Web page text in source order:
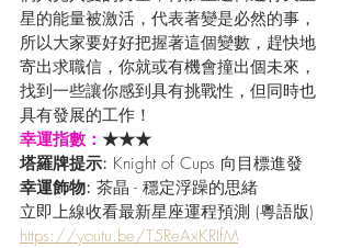
星的能量被激活，代表著變是必然的事，
所以大家要好好把握著這個變數，趕快地
寄出求職信，你就或有機會撞出個未來，
找到一些讓你感到具有挑戰性，但同時也
具有發展的工作！
幸運指數： ★★★
塔羅牌提示: Knight of Cups 向目標進發
幸運飾物: 茶晶 - 穩定浮躁的思緒
立即上線收看最新星座運程預測 (粵語版)
https://youtu.be/T5ReAxKRIfM